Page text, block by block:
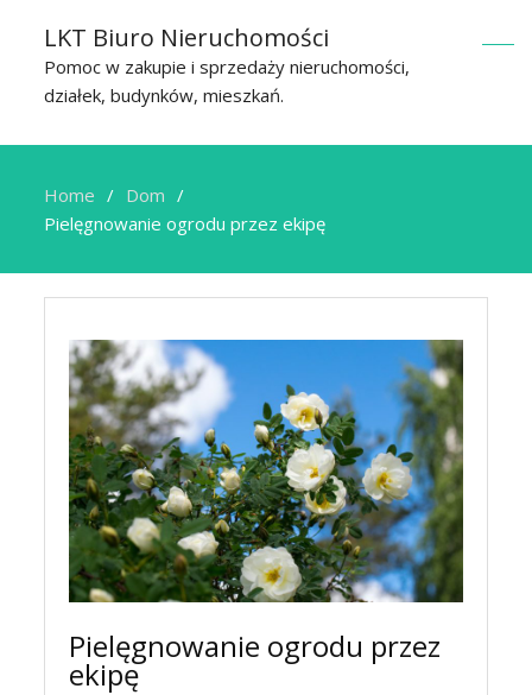
LKT Biuro Nieruchomości
Pomoc w zakupie i sprzedaży nieruchomości,
działek, budynków, mieszkań.
Home
Dom
Pielęgnowanie ogrodu przez ekipę
Pielęgnowanie ogrodu przez
ekipę